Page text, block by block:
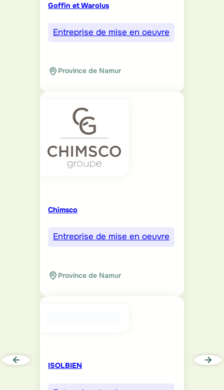
Goffin et Warolus
Entreprise de mise en oeuvre
Province de Namur
Chimsco
Entreprise de mise en oeuvre
Province de Namur
ISOLBIEN